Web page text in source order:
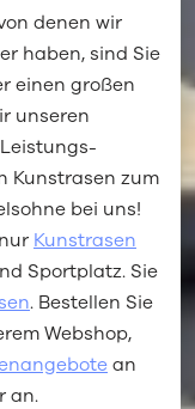
denen wir
haben, sind Sie
einen großen
unseren
Kunstrasen zum
bei uns!
Kunstrasen
Sportplatz. Sie
. Bestellen Sie
Webshop,
an
an.